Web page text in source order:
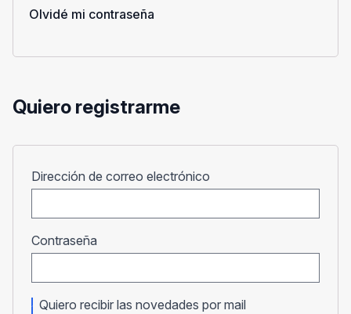
Olvidé mi contraseña
Quiero registrarme
Dirección de correo electrónico
Contraseña
Quiero recibir las novedades por mail